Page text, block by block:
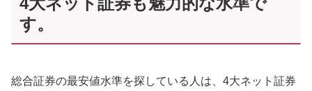
す。
総合証券の最安値水準を探している人は、4大ネット証券